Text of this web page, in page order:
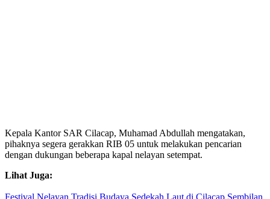
Kepala Kantor SAR Cilacap, Muhamad Abdullah mengatakan,
pihaknya segera gerakkan RIB 05 untuk melakukan pencarian
dengan dukungan beberapa kapal nelayan setempat.
Lihat Juga:
Festival Nelayan Tradisi Budaya Sedekah Laut di Cilacap Sembilan